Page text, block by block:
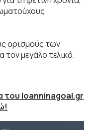
ορισμούς των
τον μεγάλο τελικό.
του Ioanninagoal.gr